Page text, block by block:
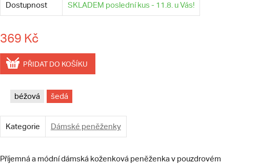
Dostupnost SKLADEM poslední kus - 11.8. u Vás!
369 Kč
PŘIDAT DO KOŠÍKU
béžová šedá
Kategorie Dámské peněženky
Příjemná a módní dámská koženková peněženka v pouzdrovém